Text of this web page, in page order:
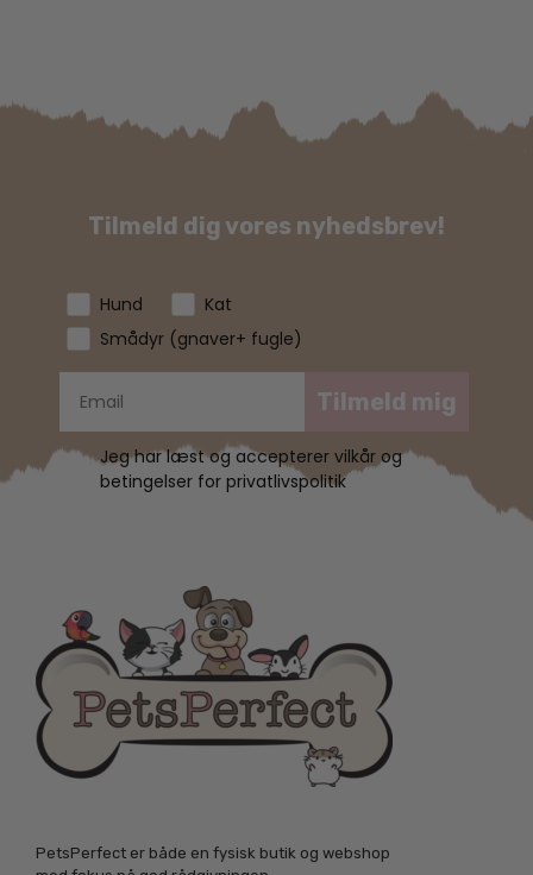
Tilmeld dig vores nyhedsbrev!
Hund
Kat
Smådyr (gnaver+ fugle)
Tilmeld mig
Jeg har læst og accepterer vilkår og
betingelser for privatlivspolitik
PetsPerfect er både en fysisk butik og webshop